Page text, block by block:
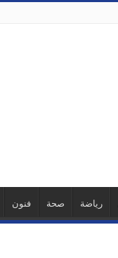
رياضة صحة فنون